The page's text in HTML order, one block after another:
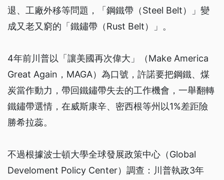
退、工廠外移等問題，「鋼鐵帶（Steel Belt）」變
成又老又窮的「鐵鏽帶（Rust Belt）」。
4年前川普以「讓美國再次偉大」（Make America
Great Again，MAGA）為口號，許諾要把鋼鐵、煤
炭當作動力，帶回鐵鏽帶失去的工作機會，一舉翻轉
鐵鏽帶選情，在威斯康辛、密西根等州以1%差距險
勝希拉蕊。
不過根據波士頓大學全球發展政策中心（Global
Develoment Policy Center）調查：川普執政3年